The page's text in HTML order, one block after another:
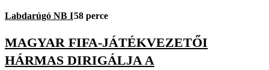
Labdarúgó NB I58 perce
MAGYAR FIFA-JÁTÉKVEZETŐI
HÁRMAS DIRIGÁLJA A